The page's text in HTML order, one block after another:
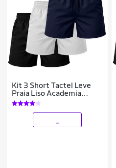
Kit 3 Short Tactel Leve
Praia Liso Academia
Bermuda Masculina